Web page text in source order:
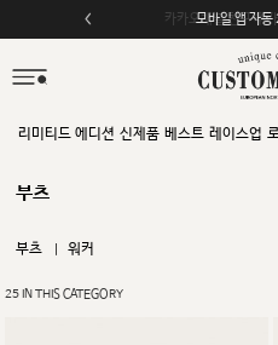
모바일 앱 자동
리미티드 에디션 신제품 베스트 레이스업
부츠
부츠 워커
25IN THIS CATEGORY